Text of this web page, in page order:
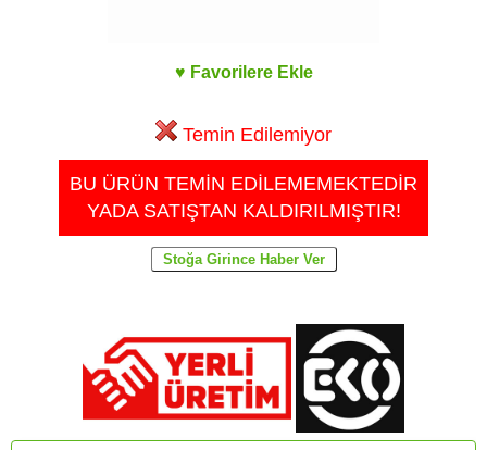
♥ Favorilere Ekle
Temin Edilemiyor
BU ÜRÜN TEMİN EDİLEMEMEKTEDİR
YADA SATIŞTAN KALDIRILMIŞTIR!